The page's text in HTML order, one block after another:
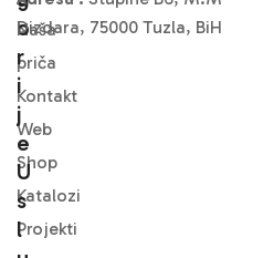
Naša
priča
Kontakt
Web
Shop
Katalozi
Projekti
O
R
I
J
E
U
S
L
Dizdara, 75000 Tuzla, BiH